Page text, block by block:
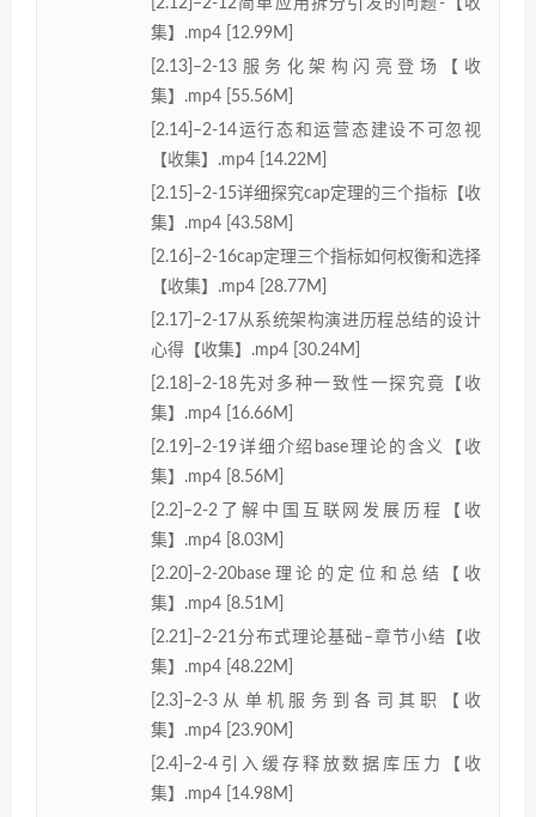
集】.mp4 [12.99M]
[2.13]–2-13服务化架构闪亮登场【收
集】.mp4 [55.56M]
[2.14]–2-14运行态和运营态建设不可忽视
【收集】.mp4 [14.22M]
[2.15]–2-15详细探究cap定理的三个指标【收
集】.mp4 [43.58M]
[2.16]–2-16cap定理三个指标如何权衡和选择
【收集】.mp4 [28.77M]
[2.17]–2-17从系统架构演进历程总结的设计
心得【收集】.mp4 [30.24M]
[2.18]–2-18先对多种一致性一探究竟【收
集】.mp4 [16.66M]
[2.19]–2-19详细介绍base理论的含义【收
集】.mp4 [8.56M]
[2.2]–2-2了解中国互联网发展历程【收
集】.mp4 [8.03M]
[2.20]–2-20base理论的定位和总结【收
集】.mp4 [8.51M]
[2.21]–2-21分布式理论基础–章节小结【收
集】.mp4 [48.22M]
[2.3]–2-3从单机服务到各司其职【收
集】.mp4 [23.90M]
[2.4]–2-4引入缓存释放数据库压力【收
集】.mp4 [14.98M]